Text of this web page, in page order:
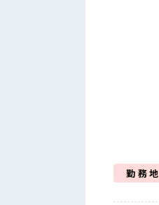
勤 務 地